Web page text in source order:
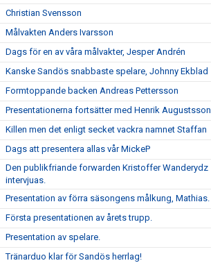
Christian Svensson
Målvakten Anders Ivarsson
Dags för en av våra målvakter, Jesper Andrén
Kanske Sandös snabbaste spelare, Johnny Ekblad
Formtoppande backen Andreas Pettersson
Presentationerna fortsätter med Henrik Augustsson
Killen men det enligt secket vackra namnet Staffan
Dags att presentera allas vår MickeP
Den publikfriande forwarden Kristoffer Wanderydz
intervjuas.
Presentation av förra säsongens målkung, Mathias.
Första presentationen av årets trupp.
Presentation av spelare.
Tränarduo klar för Sandös herrlag!